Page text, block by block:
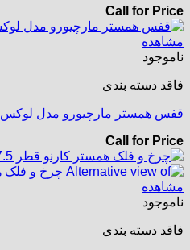
Call for Price
مشاهده
ناموجود
فاقد دسته بندی
قفس همستر مارچیورو مدل لوکس
Call for Price
مشاهده
ناموجود
فاقد دسته بندی